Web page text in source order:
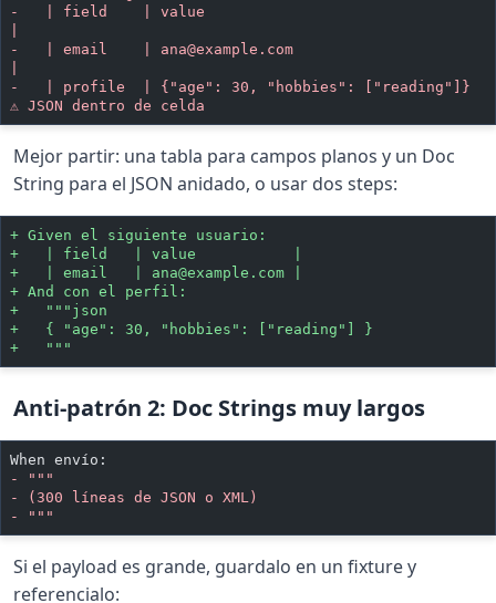
-
   | field    | value
-
   | email    |
ana@example.com
-
   | profile  | {"age": 30, "hobbies": ["reading"]}
⚠ JSON dentro de celda
Mejor partir: una tabla para campos planos y un Doc
String para el JSON anidado, o usar dos steps:
+ Given el siguiente usuario:
+
   | field   | value           |
+
   | email   |
ana@example.com
+ And con el perfil:
+
   """json
+
   { "age": 30, "hobbies": ["reading"] }
+
   """
Anti-patrón 2: Doc Strings muy largos
When envío:
-
"""
-
(300 líneas de JSON o XML)
-
"""
Si el payload es grande, guardalo en un fixture y
referencialo: